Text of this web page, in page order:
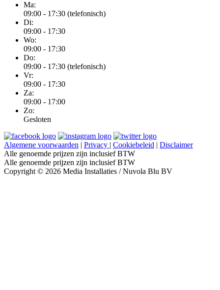
Ma:
09:00 - 17:30 (telefonisch)
Di:
09:00 - 17:30
Wo:
09:00 - 17:30
Do:
09:00 - 17:30 (telefonisch)
Vr:
09:00 - 17:30
Za:
09:00 - 17:00
Zo:
Gesloten
Algemene voorwaarden | Privacy | Cookiebeleid | Disclaimer
Alle genoemde prijzen zijn inclusief BTW
Alle genoemde prijzen zijn inclusief BTW
Copyright © 2026 Media Installaties / Nuvola Blu BV